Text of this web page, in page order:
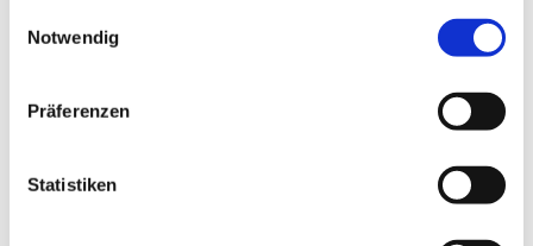
Notwendig
Präferenzen
Statistiken
Dies könnte Sie auch